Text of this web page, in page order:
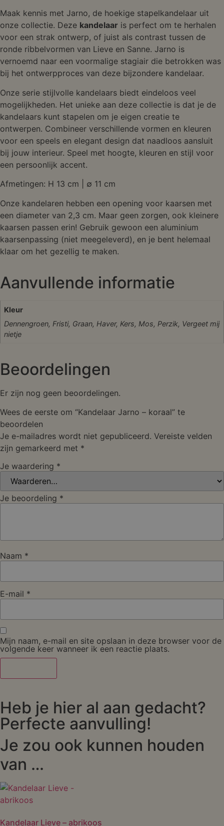
Maak kennis met Jarno, de hoekige stapelkandelaar uit
onze collectie. Deze kandelaar is perfect om te herhalen
voor een strak ontwerp, of juist als contrast tussen de
ronde ribbelvormen van Lieve en Sanne. Jarno is
vernoemd naar een voormalige stagiair die betrokken was
bij het ontwerpproces van deze bijzondere kandelaar.
Onze serie stijlvolle kandelaars biedt eindeloos veel
mogelijkheden. Het unieke aan deze collectie is dat je de
kandelaars kunt stapelen om je eigen creatie te
ontwerpen. Combineer verschillende vormen en kleuren
voor een speels en elegant design dat naadloos aansluit
bij jouw interieur. Speel met hoogte, kleuren en stijl voor
een persoonlijk accent.
Afmetingen: H 13 cm | ∅ 11 cm
Onze kandelaren hebben een opening voor kaarsen met
een diameter van 2,3 cm. Maar geen zorgen, ook kleinere
kaarsen passen erin! Gebruik gewoon een aluminium
kaarsenpassing (niet meegeleverd), en je bent helemaal
klaar om het gezellig te maken.
Aanvullende informatie
Kleur
Dennengroen, Fristi, Graan, Haver, Kers, Mos, Perzik, Vergeet mij
nietje
Beoordelingen
Er zijn nog geen beoordelingen.
Wees de eerste om “Kandelaar Jarno – koraal” te
beoordelen
Je e-mailadres wordt niet gepubliceerd. Vereiste velden
zijn gemarkeerd met *
Je waardering *
Je beoordeling *
Naam *
E-mail *
Mijn naam, e-mail en site opslaan in deze browser voor de
volgende keer wanneer ik een reactie plaats.
Heb je hier al aan gedacht?
Perfecte aanvulling!
Je zou ook kunnen houden
van …
Kandelaar Lieve – abrikoos